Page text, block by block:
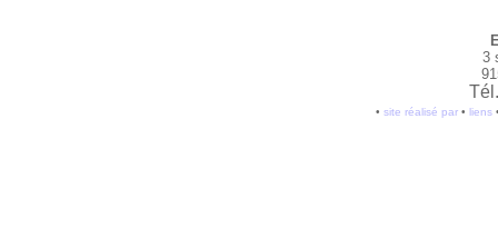
3
• site réalisé par• liens